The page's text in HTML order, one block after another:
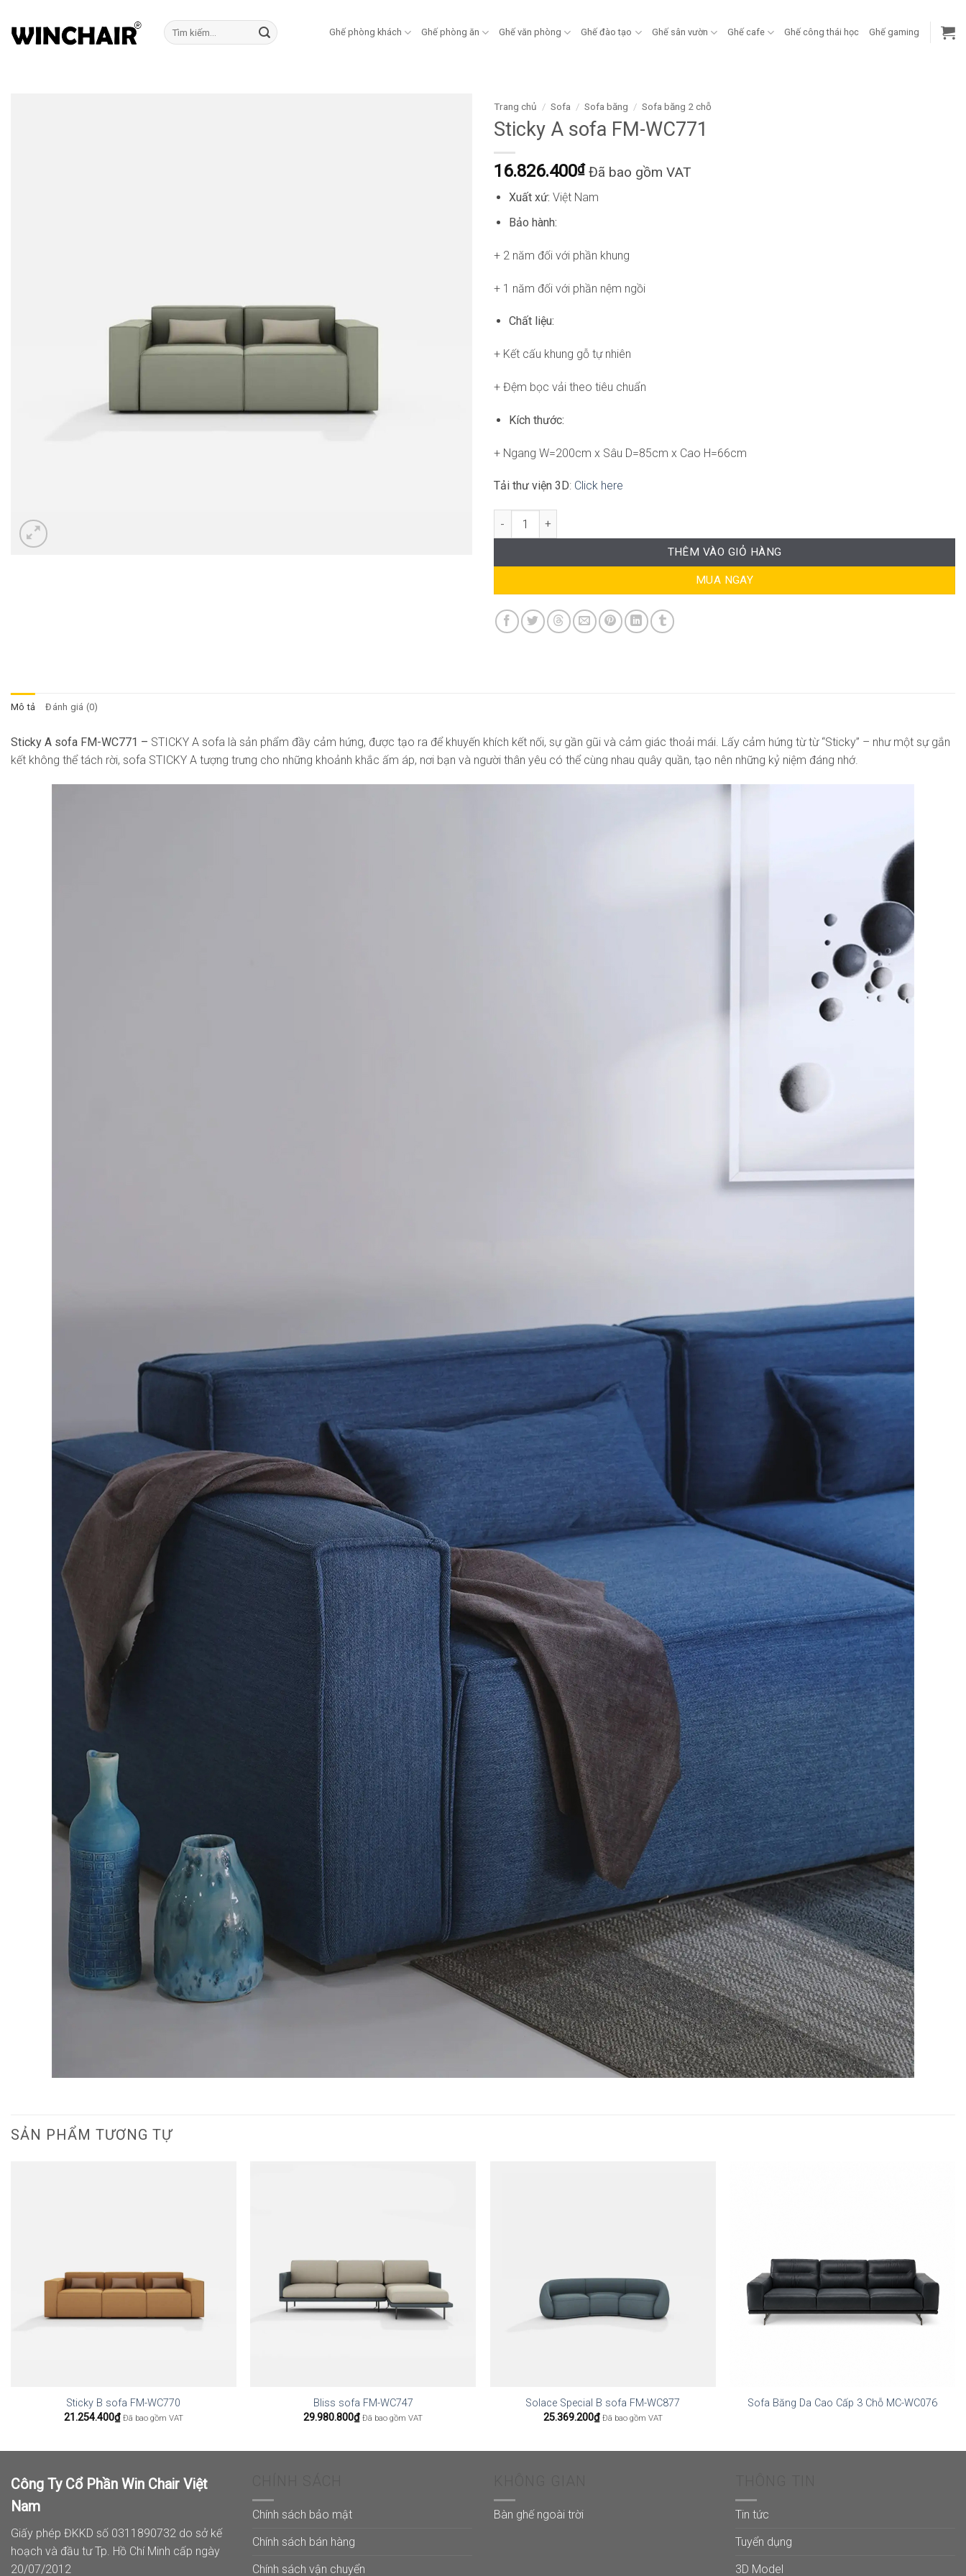
qua
Tìm
kiếm:
Ghế phòng khách Ghế phòng ăn Ghế văn phòng Ghế đào tạo Ghế sân vườn Ghế cafe Ghế công thái học Ghế gaming
Trang chủ / Sofa / Sofa băng / Sofa băng 2 chỗ
Sticky A sofa FM-WC771
16.826.400₫ Đã bao gồm VAT
Xuất xứ: Việt Nam
Bảo hành:
+ 2 năm đối với phần khung
+ 1 năm đối với phần nệm ngồi
Chất liệu:
+ Kết cấu khung gỗ tự nhiên
+ Đệm bọc vải theo tiêu chuẩn
Kích thước:
+ Ngang W=200cm x Sâu D=85cm x Cao H=66cm
Tải thư viện 3D: Click here
Sticky A sofa FM-WC771 số lượng
THÊM VÀO GIỎ HÀNG
MUA NGAY
Mô tả Đánh giá (0)
Sticky A sofa FM-WC771 – STICKY A sofa là sản phẩm đầy cảm hứng, được tạo ra để khuyến khích kết nối, sự gần gũi và cảm giác thoải mái. Lấy cảm hứng từ từ “Sticky” – như một sự gắn
kết không thể tách rời, sofa STICKY A tượng trưng cho những khoảnh khắc ấm áp, nơi bạn và người thân yêu có thể cùng nhau quây quần, tạo nên những kỷ niệm đáng nhớ.
SẢN PHẨM TƯƠNG TỰ
Sticky B sofa FM-WC770
21.254.400₫ Đã bao gồm VAT
Bliss sofa FM-WC747
29.980.800₫ Đã bao gồm VAT
Solace Special B sofa FM-WC877
25.369.200₫ Đã bao gồm VAT
Sofa Băng Da Cao Cấp 3 Chỗ MC-WC076
Công Ty Cổ Phần Win Chair Việt
Nam
Giấy phép ĐKKD số 0311890732 do sở kế
hoạch và đầu tư Tp. Hồ Chí Minh cấp ngày
20/07/2012
Chính sách bảo mật
Chính sách bán hàng
Chính sách vận chuyển
Bàn ghế ngoài trời
Tin tức
Tuyển dụng
3D Model